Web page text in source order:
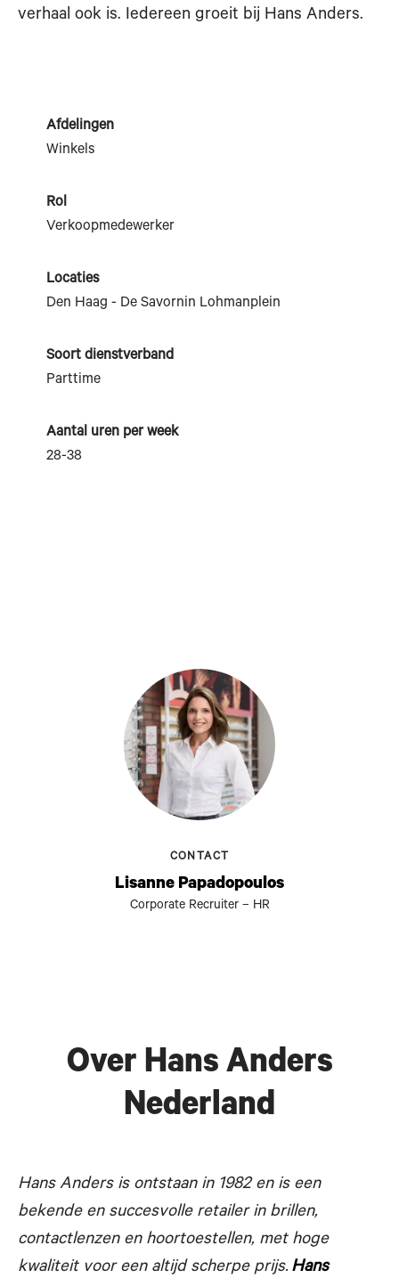
verhaal ook is. Iedereen groeit bij Hans Anders.
Afdelingen
Winkels
Rol
Verkoopmedewerker
Locaties
Den Haag - De Savornin Lohmanplein
Soort dienstverband
Parttime
Aantal uren per week
28-38
CONTACT
Lisanne Papadopoulos
Corporate Recruiter – HR
Over Hans Anders
Nederland
Hans Anders is ontstaan in 1982 en is een
bekende en succesvolle retailer in brillen,
contactlenzen en hoortoestellen, met hoge
kwaliteit voor een altijd scherpe prijs. Hans